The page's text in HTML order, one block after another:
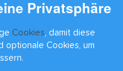
Privatsphäre
Cookies, damit diese
optionale Cookies, um